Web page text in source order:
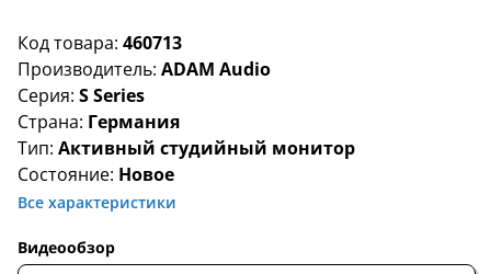
Код товара: 460713
Производитель: ADAM Audio
Серия: S Series
Страна: Германия
Тип: Активный студийный монитор
Состояние: Новое
Все характеристики
Видеообзор